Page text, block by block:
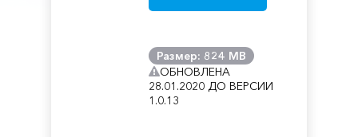
Размер: 824 MB
ОБНОВЛЕНА
28.01.2020 ДО ВЕРСИИ
1.0.13